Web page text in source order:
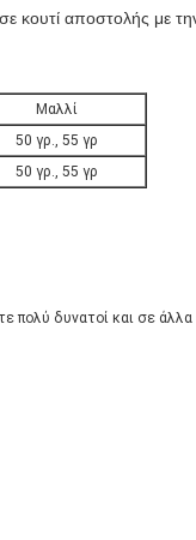
κουτί αποστολής με την
Μαλλί
50 γρ., 55 γρ
50 γρ., 55 γρ
πολύ δυνατοί και σε άλλα